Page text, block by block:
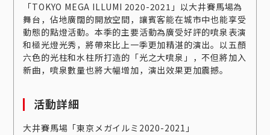
「TOKYO MEGA ILLUMI 2020-2021」以大井賽馬場為
舞台，佔地廣闊的開放空間，讓賓客能在城市中也能享受
動態的點燈活動。本季的主要活動為廣受好評的噴泉表演
和極光燈光秀，將帶來比上一季更加精湛的演出。以五顏
六色的光柱和水柱所打造的「光之大噴泉」，不但將加入
新曲，噴泉數量也將大幅增加，演出效果更加震撼。
活動詳細
大井賽馬場「東京メガイルミ2020-2021」